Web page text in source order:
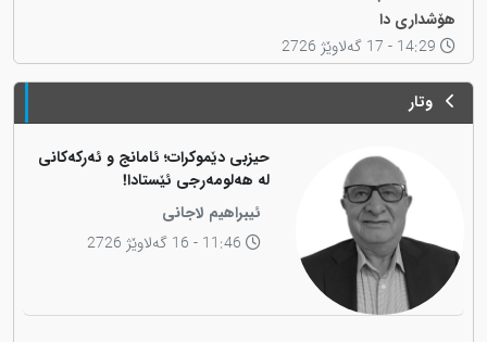
هۆشداری دا
وتار
حیزبی دێموکرات؛ ئامانج و ئەرکەکانی
لە هەلومەرجی ئێستادا!
ئیبراهیم لاجانی